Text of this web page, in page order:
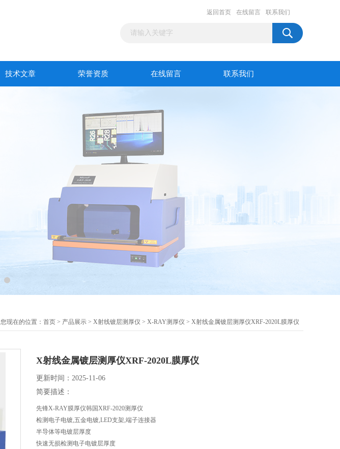
返回首页 在线留言 联系我们
技术文章 荣誉资质 在线留言 联系我们
您现在的位置： 首页 > 产品展示 > X射线镀层测厚仪 > X-RAY测厚仪 > X射线金属镀层测厚仪XRF-2020L膜厚仪
X射线金属镀层测厚仪XRF-2020L膜厚仪
更新时间：2025-11-06
简要描述：
先锋X-RAY膜厚仪韩国XRF-2020测厚仪
检测电子电镀,五金电镀,LED支架,端子连接器
半导体等电镀层厚度
快速无损检测电子电镀层厚度